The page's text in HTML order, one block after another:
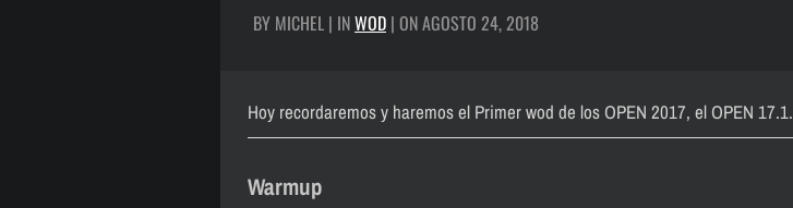
BY MICHEL | INWOD | ON AGOSTO 24, 2018
Hoy recordaremos y haremos el Primer wod de los OPEN 2017, el OPEN 17.1.
Warmup